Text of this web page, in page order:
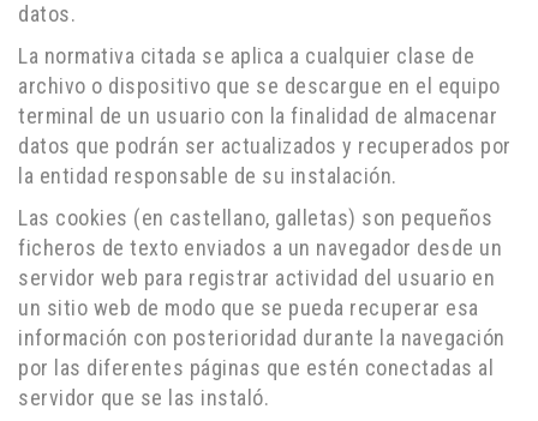
datos.
La normativa citada se aplica a cualquier clase de
archivo o dispositivo que se descargue en el equipo
terminal de un usuario con la finalidad de almacenar
datos que podrán ser actualizados y recuperados por
la entidad responsable de su instalación.
Las cookies (en castellano, galletas) son pequeños
ficheros de texto enviados a un navegador desde un
servidor web para registrar actividad del usuario en
un sitio web de modo que se pueda recuperar esa
información con posterioridad durante la navegación
por las diferentes páginas que estén conectadas al
servidor que se las instaló.